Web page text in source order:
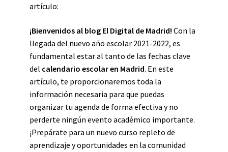
artículo:
¡Bienvenidos al blog El Digital de Madrid! Con la
llegada del nuevo año escolar 2021-2022, es
fundamental estar al tanto de las fechas clave
del calendario escolar en Madrid. En este
artículo, te proporcionaremos toda la
información necesaria para que puedas
organizar tu agenda de forma efectiva y no
perderte ningún evento académico importante.
¡Prepárate para un nuevo curso repleto de
aprendizaje y oportunidades en la comunidad